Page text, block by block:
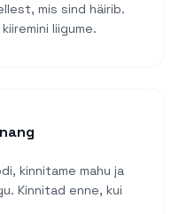
mis sind häirib.
liigume.
kinnitame mahu ja
Kinnitad enne, kui